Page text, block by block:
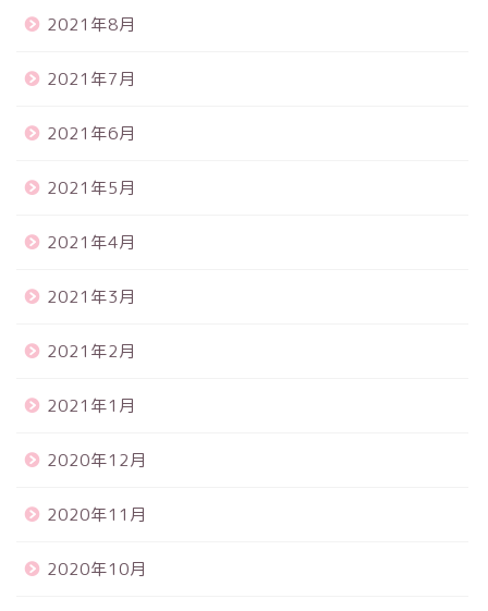
2021年8月
2021年7月
2021年6月
2021年5月
2021年4月
2021年3月
2021年2月
2021年1月
2020年12月
2020年11月
2020年10月